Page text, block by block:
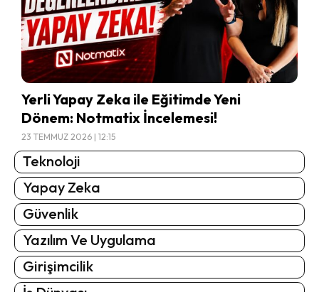
Yerli Yapay Zeka ile Eğitimde Yeni
Dönem: Notmatix İncelemesi!
23 TEMMUZ 2026 | 12:15
Teknoloji
Yapay Zeka
Güvenlik
Yazılım Ve Uygulama
Girişimcilik